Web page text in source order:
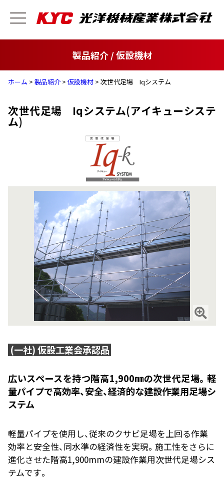
製品紹介 / 仮設機材
ホーム > 製品紹介 > 仮設機材 > 次世代足場 Iqシステム
次世代足場 Iqシステム(アイキューシステ
ム)
(一社) 仮設工業会承認品
広いスペースを持つ階高1,900㎜の次世代足場。軽
量パイプで高効率、安全、経済的な建設作業用足場シ
ステム
軽量パイプを使用し、従来のクサビ足場を上回る作業
効率と安全性、同水準の経済性を実現。施工性をさらに
進化させた階高1,900mmの建設作業用次世代足場シス
テムです。